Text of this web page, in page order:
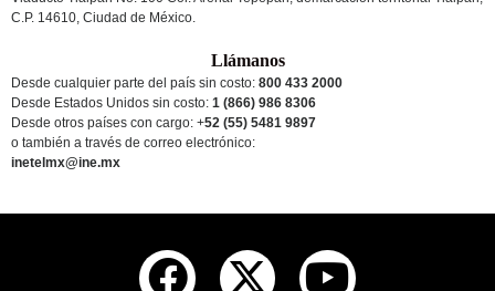
C.P. 14610, Ciudad de México.
Llámanos
Desde cualquier parte del país sin costo: 800 433 2000
Desde Estados Unidos sin costo: 1 (866) 986 8306
Desde otros países con cargo: +52 (55) 5481 9897
o también a través de correo electrónico:
inetelmx@ine.mx